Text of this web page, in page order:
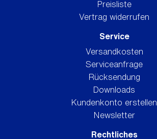
Preisliste
Vertrag widerrufen
Service
Versandkosten
Serviceanfrage
Rücksendung
Downloads
Kundenkonto erstellen
Newsletter
Rechtliches